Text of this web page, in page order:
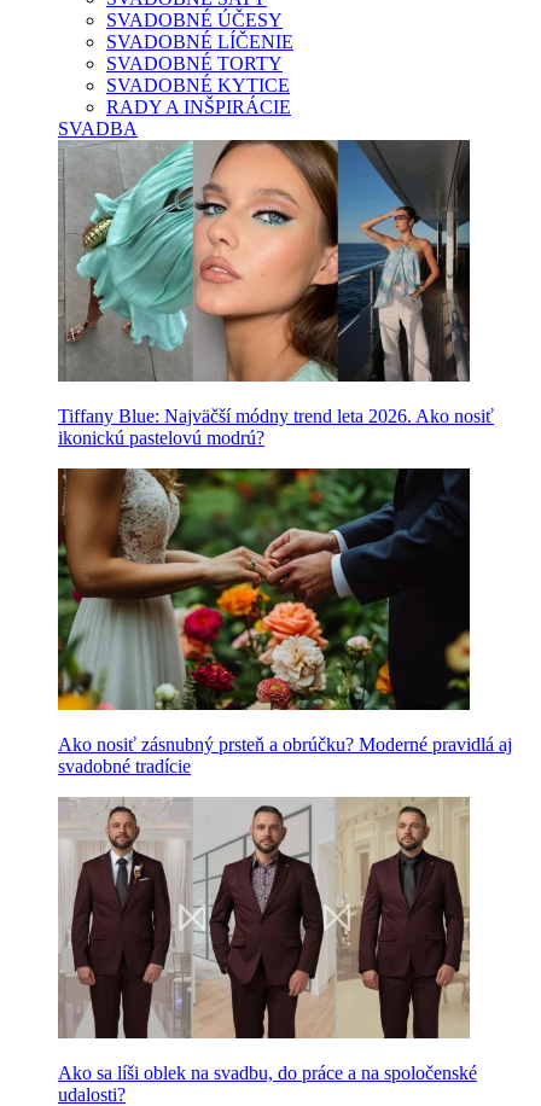
SVADOBNÉ ÚČESY
SVADOBNÉ LÍČENIE
SVADOBNÉ TORTY
SVADOBNÉ KYTICE
RADY A INŠPIRÁCIE
SVADBA
Tiffany Blue: Najväčší módny trend leta 2026. Ako nosiť
ikonickú pastelovú modrú?
Ako nosiť zásnubný prsteň a obrúčku? Moderné pravidlá aj
svadobné tradície
Ako sa líši oblek na svadbu, do práce a na spoločenské
udalosti?